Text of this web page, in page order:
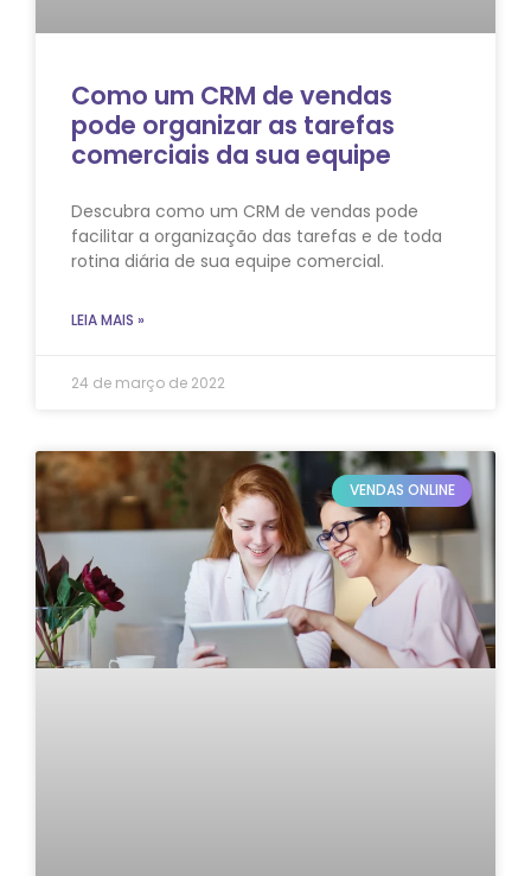
Como um CRM de vendas
pode organizar as tarefas
comerciais da sua equipe
Descubra como um CRM de vendas pode
facilitar a organização das tarefas e de toda
rotina diária de sua equipe comercial.
LEIA MAIS »
24 de março de 2022
VENDAS ONLINE